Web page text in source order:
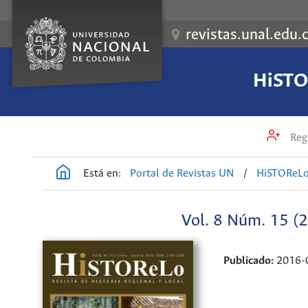
Está en: Portal de Revistas UN /
Vol. 8 Núm. 15
Publicado: 2016-